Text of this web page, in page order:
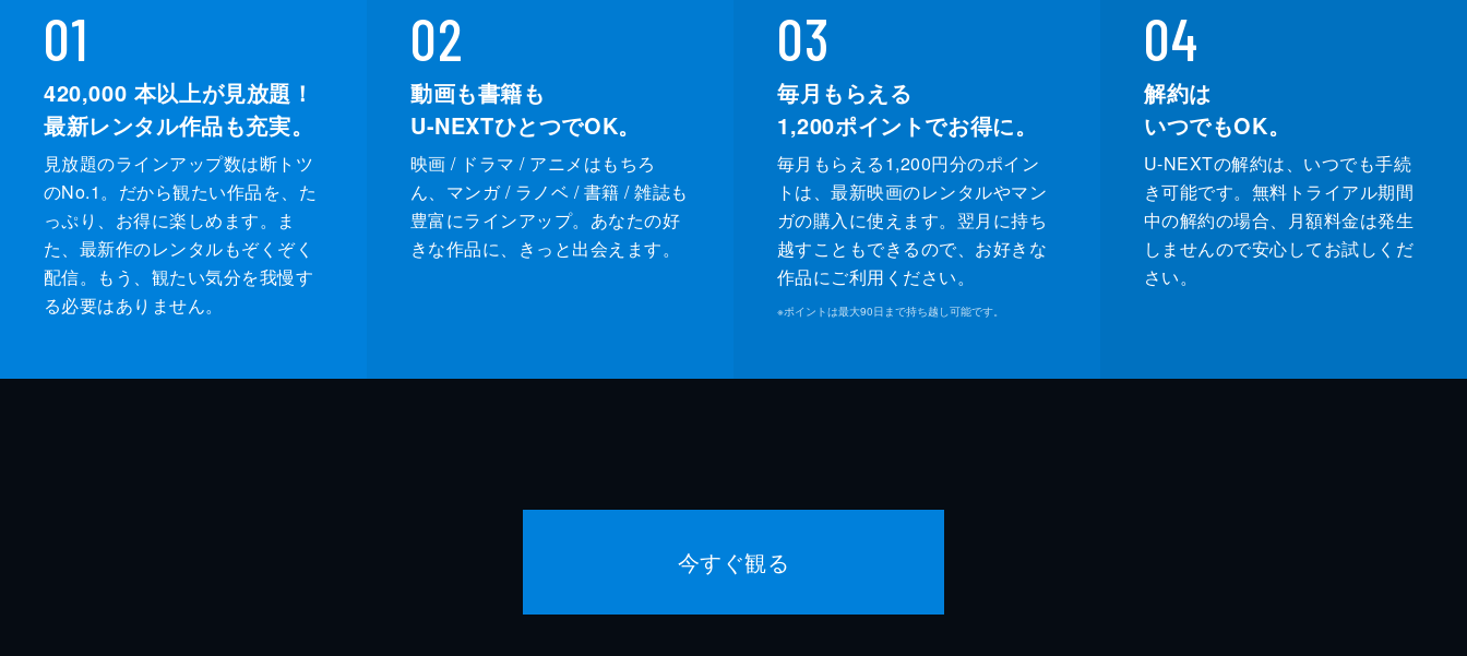
01
420,000 本以上が見放題！
最新レンタル作品も充実。
見放題のラインアップ数は断トツ
のNo.1。だから観たい作品を、た
っぷり、お得に楽しめます。ま
た、最新作のレンタルもぞくぞく
配信。もう、観たい気分を我慢す
る必要はありません。
02
動画も書籍も
U-NEXTひとつでOK。
映画 / ドラマ / アニメはもちろ
ん、マンガ / ラノベ / 書籍 / 雑誌も
豊富にラインアップ。あなたの好
きな作品に、きっと出会えます。
03
毎月もらえる
1,200ポイントでお得に。
毎月もらえる1,200円分のポイン
トは、最新映画のレンタルやマン
ガの購入に使えます。翌月に持ち
越すこともできるので、お好きな
作品にご利用ください。
※ポイントは最大90日まで持ち越し可能です。
04
解約は
いつでもOK。
U-NEXTの解約は、いつでも手続
き可能です。無料トライアル期間
中の解約の場合、月額料金は発生
しませんので安心してお試しくだ
さい。
今すぐ観る